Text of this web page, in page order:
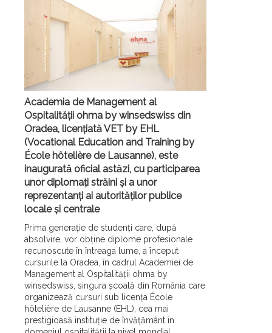
Academia de Management al
Ospitalității ohma by winsedswiss din
Oradea, licențiată VET by EHL
(Vocational Education and Training by
École hôtelière de Lausanne), este
inaugurată oficial astăzi, cu participarea
unor diplomați străini și a unor
reprezentanți ai autorităților publice
locale și centrale
Prima generație de studenți care, după
absolvire, vor obține diplome profesionale
recunoscute în întreaga lume, a început
cursurile la Oradea, în cadrul Academiei de
Management al Ospitalității ohma by
winsedswiss, singura școală din România care
organizează cursuri sub licența École
hôtelière de Lausanne (EHL), cea mai
prestigioasă instituție de învățământ în